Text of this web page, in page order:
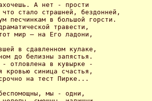
А нет - прости
стало страшней, бездонней,
песчинкам в большой горсти.
травести,
мир – на Его ладони,
в сдавленном кулаке,
до белизны запястья.
- отловлена в кувырке -
кровью синица счастья,
на тест Пирке...
мы - одни,